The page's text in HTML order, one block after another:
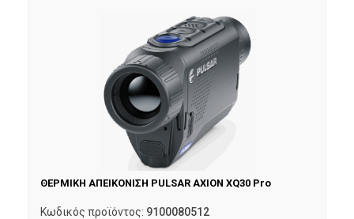
ΘΕΡΜΙΚΗ ΑΠΕΙΚΟΝΙΣΗ PULSAR AXION XQ30 Pro
Κωδικός προϊόντος: 9100080512